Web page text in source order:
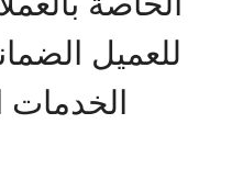
للعميل
الخدمات